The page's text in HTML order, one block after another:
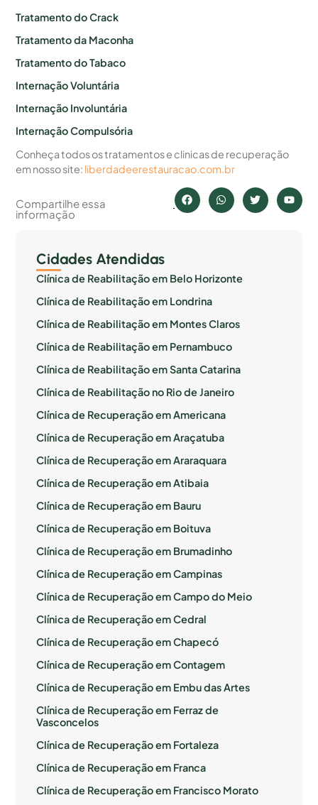
Tratamento do Crack
Tratamento da Maconha
Tratamento do Tabaco
Internação Voluntária
Internação Involuntária
Internação Compulsória
Conheça todos os tratamentos e clinicas de recuperação
em nosso site: liberdadeerestauracao.com.br
Compartilhe essa
informação
Cidades Atendidas
Clínica de Reabilitação em Belo Horizonte
Clínica de Reabilitação em Londrina
Clínica de Reabilitação em Montes Claros
Clínica de Reabilitação em Pernambuco
Clínica de Reabilitação em Santa Catarina
Clínica de Reabilitação no Rio de Janeiro
Clínica de Recuperação em Americana
Clínica de Recuperação em Araçatuba
Clínica de Recuperação em Araraquara
Clínica de Recuperação em Atibaia
Clínica de Recuperação em Bauru
Clínica de Recuperação em Boituva
Clínica de Recuperação em Brumadinho
Clínica de Recuperação em Campinas
Clínica de Recuperação em Campo do Meio
Clínica de Recuperação em Cedral
Clínica de Recuperação em Chapecó
Clínica de Recuperação em Contagem
Clínica de Recuperação em Embu das Artes
Clínica de Recuperação em Ferraz de
Vasconcelos
Clínica de Recuperação em Fortaleza
Clínica de Recuperação em Franca
Clínica de Recuperação em Francisco Morato